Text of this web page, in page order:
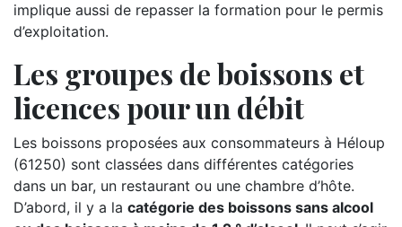
implique aussi de repasser la formation pour le permis
d’exploitation.
Les groupes de boissons et
licences pour un débit
Les boissons proposées aux consommateurs à Héloup
(61250) sont classées dans différentes catégories
dans un bar, un restaurant ou une chambre d’hôte.
D’abord, il y a la catégorie des boissons sans alcool